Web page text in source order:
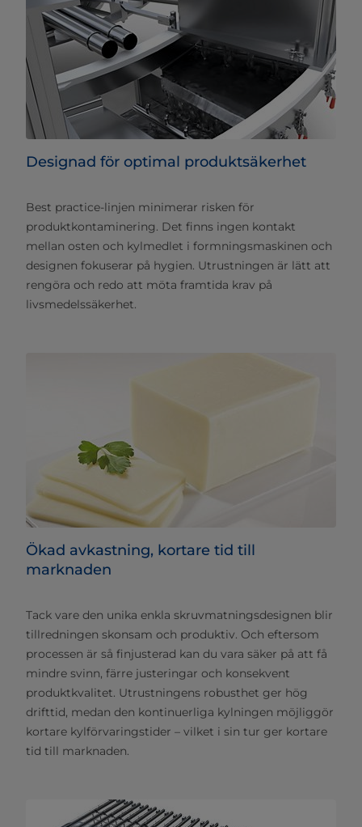
Designad för optimal produktsäkerhet
Best practice-linjen minimerar risken för
produktkontaminering. Det finns ingen kontakt
mellan osten och kylmedlet i formningsmaskinen och
designen fokuserar på hygien. Utrustningen är lätt att
rengöra och redo att möta framtida krav på
livsmedelssäkerhet.
Ökad avkastning, kortare tid till
marknaden
Tack vare den unika enkla skruvmatningsdesignen blir
tillredningen skonsam och produktiv. Och eftersom
processen är så finjusterad kan du vara säker på att få
mindre svinn, färre justeringar och konsekvent
produktkvalitet. Utrustningens robusthet ger hög
drifttid, medan den kontinuerliga kylningen möjliggör
kortare kylförvaringstider – vilket i sin tur ger kortare
tid till marknaden.